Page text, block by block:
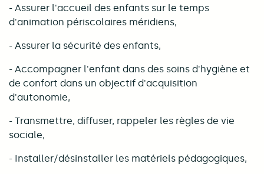
- Assurer l'accueil des enfants sur le temps
d'animation périscolaires méridiens,
- Assurer la sécurité des enfants,
- Accompagner l'enfant dans des soins d'hygiène et
de confort dans un objectif d'acquisition
d'autonomie,
- Transmettre, diffuser, rappeler les règles de vie
sociale,
- Installer/désinstaller les matériels pédagogiques,